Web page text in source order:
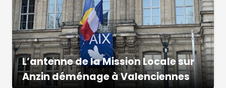
L’antenne de la Mission Locale sur
Anzin déménage à Valenciennes